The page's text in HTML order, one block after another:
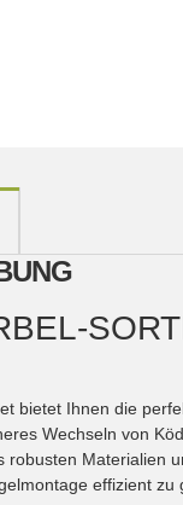
bietet Ihnen die
Wechseln von
robusten Materialien
effizient